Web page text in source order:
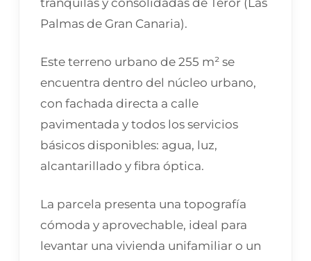
Palmas de Gran Canaria).
Este terreno urbano de 255 m² se
encuentra dentro del núcleo urbano,
con fachada directa a calle
pavimentada y todos los servicios
básicos disponibles: agua, luz,
alcantarillado y fibra óptica.
La parcela presenta una topografía
cómoda y aprovechable, ideal para
levantar una vivienda unifamiliar o un